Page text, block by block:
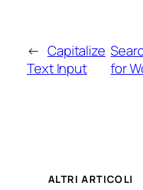
← Capitalize
Text Input
for
ALTRI ARTICOLI